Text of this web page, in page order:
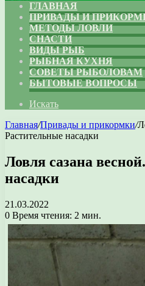
ГЛАВНАЯ
ПРИВАДЫ И
МЕТОДЫ ЛОВЛИ
СНАСТИ
ВИДЫ РЫБ
РЫБНАЯ КУХНЯ
СОВЕТЫ РЫБОЛОВАМ
БЫТОВЫЕ ВОПРОСЫ
Искать
Главная/Привады и прикормки/
Растительные насадки
Ловля сазана
насадки
21.03.2022
0 Время чтения: 2 мин.